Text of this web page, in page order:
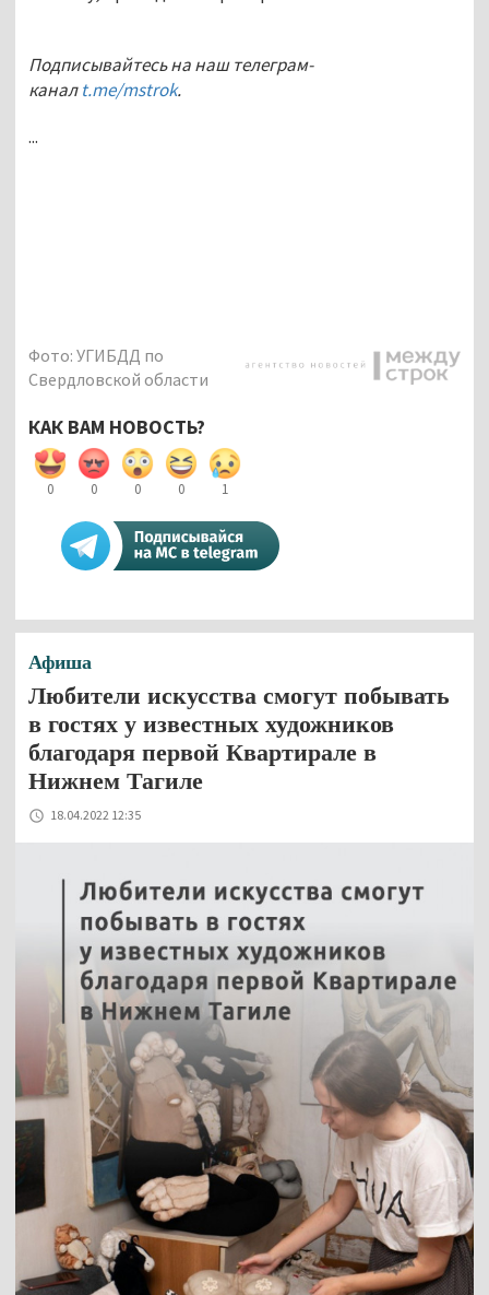
Подписывайтесь на наш телеграм-
каналt.me/mstrok.
...
Фото: УГИБДД по
Свердловской области
КАК ВАМ НОВОСТЬ?
0 0 0 0 1
Афиша
Любители искусства смогут побывать
в гостях у известных художников
благодаря первой Квартирале в
Нижнем Тагиле
18.04.2022 12:35